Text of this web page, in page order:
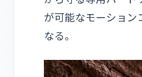
が可能なモーション
なる。